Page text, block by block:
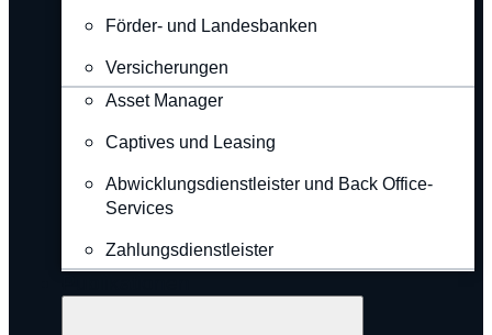
Förder- und Landesbanken
Versicherungen
Asset Manager
Captives und Leasing
Abwicklungsdienstleister und Back Office-
Services
Zahlungsdienstleister